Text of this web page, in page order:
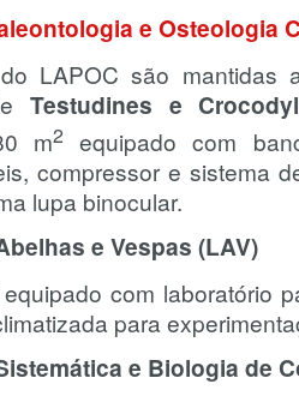
e Osteologia
LAPOC são mantidas
Testudines e
m2 equipado com
compressor e sistema
lupa binocular.
e Vespas (LAV)
com laboratório
para
e Biologia de